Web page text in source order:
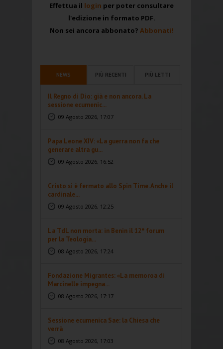
Effettua il login per poter consultare
l'edizione in formato PDF.
Non sei ancora abbonato? Abbonati!
NEWS PIÙ RECENTI PIÙ LETTI
Il Regno di Dio: già e non ancora. La
sessione ecumenic...
09 Agosto 2026, 17:07
Papa Leone XIV: «La guerra non fa che
generare altra gu...
09 Agosto 2026, 16:52
Cristo si è fermato allo Spin Time. Anche il
cardinale...
09 Agosto 2026, 12:25
La TdL non morta: in Benin il 12° forum
per la Teologia...
08 Agosto 2026, 17:24
Fondazione Migrantes: «La memoroa di
Marcinelle impegna...
08 Agosto 2026, 17:17
Sessione ecumenica Sae: la Chiesa che
verrà
08 Agosto 2026, 17:03